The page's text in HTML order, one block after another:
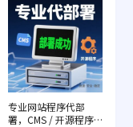
专业网站程序代部
署，CMS / 开源程序